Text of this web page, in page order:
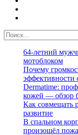
64-летний
мотоблоком
Почему
эффективности
Dermatime:
кожей — обзор
Как совмещать
развитие
В спальном
произошёл